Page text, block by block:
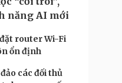
năng AI mới
router Wi-Fi
ổn định
các đối thủ